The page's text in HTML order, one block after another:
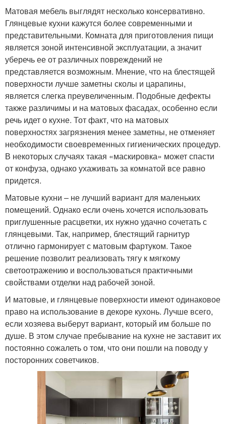
Матовая мебель выглядят несколько консервативно.
Глянцевые кухни кажутся более современными и
представительными. Комната для приготовления пищи
является зоной интенсивной эксплуатации, а значит
уберечь ее от различных повреждений не
представляется возможным. Мнение, что на блестящей
поверхности лучше заметны сколы и царапины,
является слегка преувеличенным. Подобные дефекты
также различимы и на матовых фасадах, особенно если
речь идет о кухне. Тот факт, что на матовых
поверхностях загрязнения менее заметны, не отменяет
необходимости своевременных гигиенических процедур.
В некоторых случаях такая «маскировка» может спасти
от конфуза, однако ухаживать за комнатой все равно
придется.
Матовые кухни – не лучший вариант для маленьких
помещений. Однако если очень хочется использовать
приглушенные расцветки, их нужно удачно сочетать с
глянцевыми. Так, например, блестящий гарнитур
отлично гармонирует с матовым фартуком. Такое
решение позволит реализовать тягу к мягкому
светоотражению и воспользоваться практичными
свойствами отделки над рабочей зоной.
И матовые, и глянцевые поверхности имеют одинаковое
право на использование в декоре кухонь. Лучше всего,
если хозяева выберут вариант, который им больше по
душе. В этом случае пребывание на кухне не заставит их
постоянно сожалеть о том, что они пошли на поводу у
посторонних советчиков.